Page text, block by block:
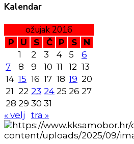
Kalendar
ožujak 2016
P U S Č P S
N
1
2 3 4 5
6
7
8 9 10 11 12 13
14 15 16 17 18 19 20
21 22 23 24 25 26 27
28 29 30 31
« velj
tra »